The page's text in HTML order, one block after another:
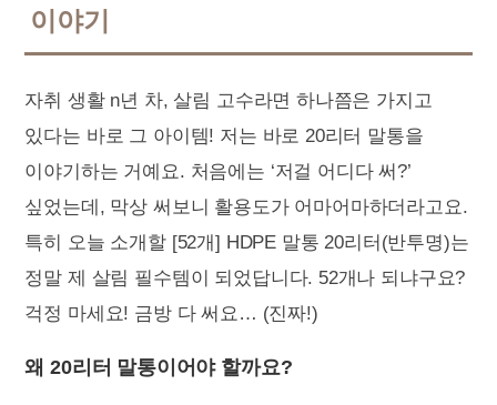
이야기
자취 생활 n년 차, 살림 고수라면 하나쯤은 가지고
있다는 바로 그 아이템! 저는 바로 20리터 말통을
이야기하는 거예요. 처음에는 ‘저걸 어디다 써?’
싶었는데, 막상 써보니 활용도가 어마어마하더라고요.
특히 오늘 소개할 [52개] HDPE 말통 20리터(반투명)는
정말 제 살림 필수템이 되었답니다. 52개나 되냐구요?
걱정 마세요! 금방 다 써요… (진짜!)
왜 20리터 말통이어야 할까요?